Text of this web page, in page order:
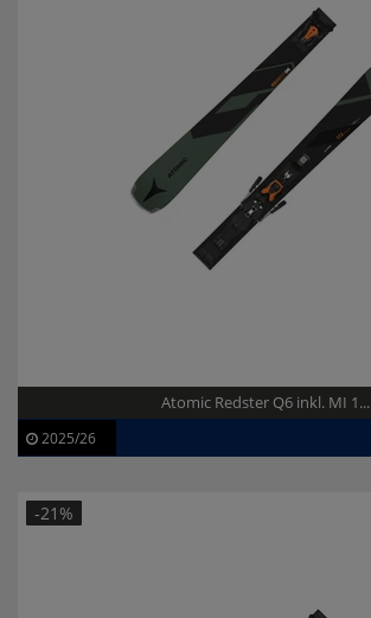
Atomic Redster Q6 inkl. MI 1...
Artikel-ID:
113859
2025/26
-21%